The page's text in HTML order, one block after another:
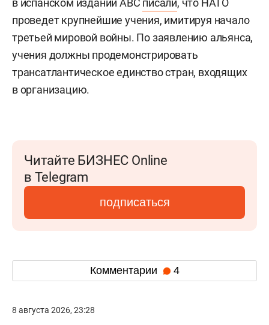
проведет крупнейшие учения, имитируя начало
третьей мировой войны. По заявлению альянса,
учения должны продемонстрировать
трансатлантическое единство стран, входящих
в организацию.
Читайте БИЗНЕС Online
в Telegram
подписаться
Комментарии 4
8 августа 2026, 23:28